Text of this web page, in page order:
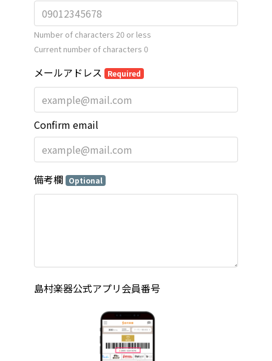
Number of characters 20 or less
Current number of characters 0
メールアドレス Required
Confirm email
備考欄 Optional
島村楽器公式アプリ会員番号